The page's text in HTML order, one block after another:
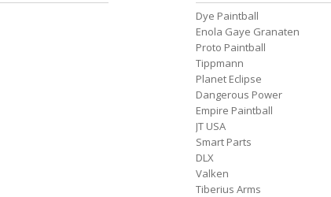
Dye Paintball
Enola Gaye Granaten
Proto Paintball
Tippmann
Planet Eclipse
Dangerous Power
Empire Paintball
JT USA
Smart Parts
DLX
Valken
Tiberius Arms